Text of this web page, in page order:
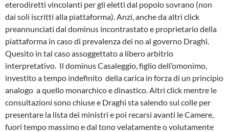
eterodiretti vincolanti per gli eletti dal popolo sovrano (non
dai soli iscritti alla piattaforma). Anzi, anche da altri click
preannunciati dal dominus incontrastato e proprietario della
piattaforma in caso di prevalenza dei no al governo Draghi.
Quesito in tal caso assoggettato a libero arbitrio
interpretativo. Il dominus Casaleggio, figlio dell’omonimo,
investito a tempo indefinito della carica in forza di un principio
analogo a quello monarchico e dinastico. Altri click mentre le
consultazioni sono chiuse e Draghi sta salendo sul colle per
presentare la lista dei ministri e poi recarsi avanti le Camere,
fuori tempo massimo e dal tono velatamente o volutamente